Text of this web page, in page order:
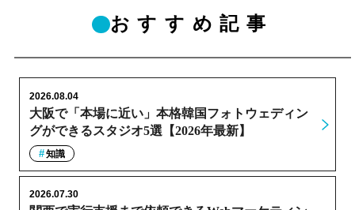
おすすめ記事
大阪で「本場に近い」本格韓国フォトウェディン
グができるスタジオ5選【2026年最新】
2026.08.04
知識
2026.07.30